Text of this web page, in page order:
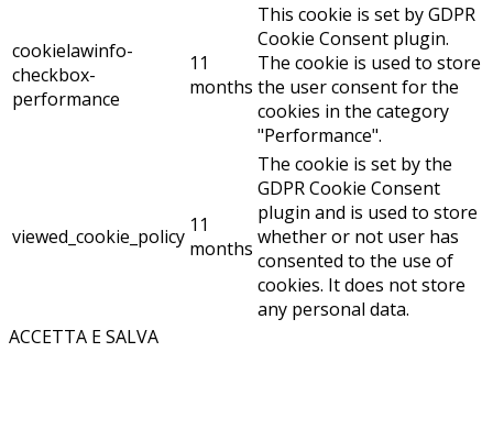
cookielawinfo-
checkbox-
performance
11
months
This cookie is set by GDPR
Cookie Consent plugin.
The cookie is used to store
the user consent for the
cookies in the category
"Performance".
viewed_cookie_policy 11
months
The cookie is set by the
GDPR Cookie Consent
plugin and is used to store
whether or not user has
consented to the use of
cookies. It does not store
any personal data.
ACCETTA E SALVA